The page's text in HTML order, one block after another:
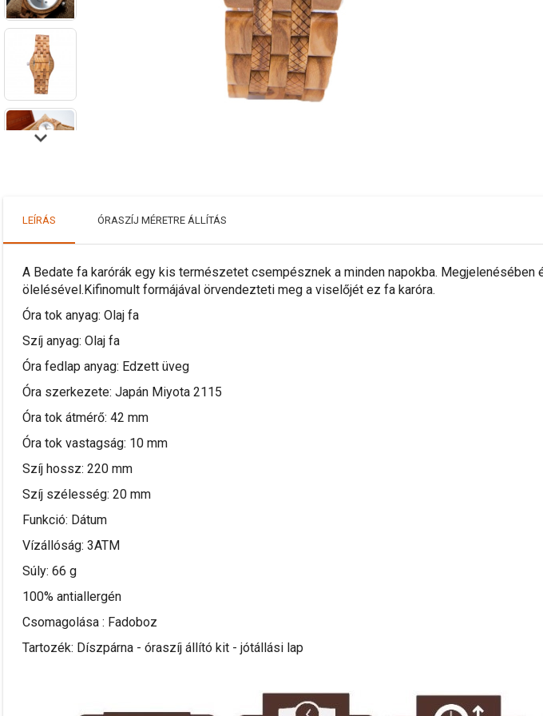
LEÍRÁS ÓRASZÍJ MÉRETRE ÁLLÍTÁS
A Bedate fa karórák egy kis természetet csempésznek a minden napokba.
ölelésével.Kifinomult formájával örvendezteti meg a viselőjét ez fa karóra.
Óra tok anyag: Olaj fa
Szíj anyag: Olaj fa
Óra fedlap anyag: Edzett üveg
Óra szerkezete: Japán Miyota 2115
Óra tok átmérő: 42 mm
Óra tok vastagság: 10 mm
Szíj hossz: 220 mm
Szíj szélesség: 20 mm
Funkció: Dátum
Vízállóság: 3ATM
Súly: 66 g
100% antiallergén
Csomagolása : Fadoboz
Tartozék: Díszpárna - óraszíj állító kit - jótállási lap